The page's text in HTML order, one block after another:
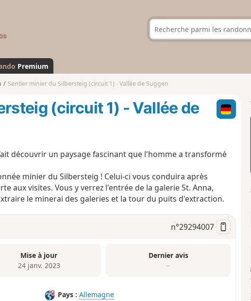
s
a
n
d
Premium
Sentier minier du Silbersteig (circuit 1) - Vallée de Suggen
(circuit 1) - Vallée de
découvrir un paysage fascinant que l'homme a transformé
minier du Silbersteig ! Celui-ci vous conduira après
aux visites. Vous y verrez l'entrée de la galerie St. Anna,
le minerai des galeries et la tour du puits d'extraction.
n°29294007
Mise à jour
24 janv. 2023
Dernier avis
–
Pays : Allemagne